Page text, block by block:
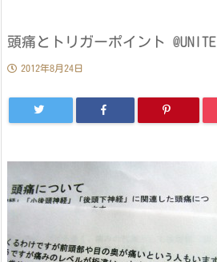
頭痛とトリガーポイント @UNITE
2012年8月24日